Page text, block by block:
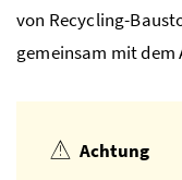
von Recycling-
gemeinsam mit dem
Achtung